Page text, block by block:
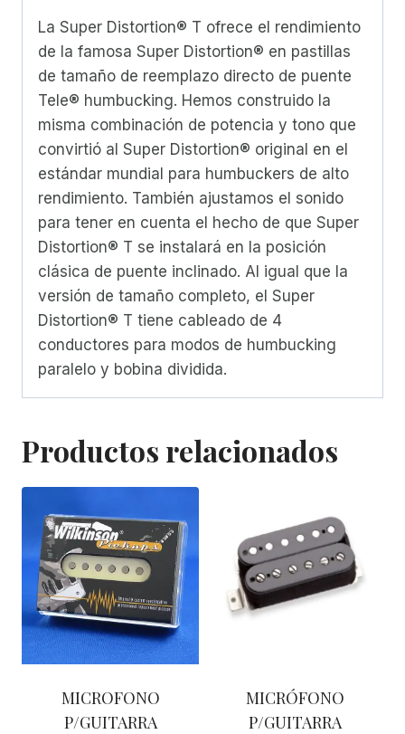
La Super Distortion® T ofrece el rendimiento
de la famosa Super Distortion® en pastillas
de tamaño de reemplazo directo de puente
Tele® humbucking. Hemos construido la
misma combinación de potencia y tono que
convirtió al Super Distortion® original en el
estándar mundial para humbuckers de alto
rendimiento. También ajustamos el sonido
para tener en cuenta el hecho de que Super
Distortion® T se instalará en la posición
clásica de puente inclinado. Al igual que la
versión de tamaño completo, el Super
Distortion® T tiene cableado de 4
conductores para modos de humbucking
paralelo y bobina dividida.
Productos relacionados
MICROFONO
P/GUITARRA
MICRÓFONO
P/GUITARRA